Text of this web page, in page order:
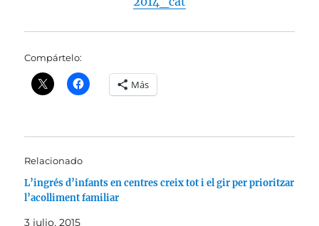
Compártelo:
Más
Relacionado
L’ingrés d’infants en centres creix tot i el gir per prioritzar
l’acolliment familiar
3 julio, 2015